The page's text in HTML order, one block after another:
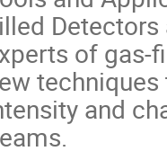
of gas-
and